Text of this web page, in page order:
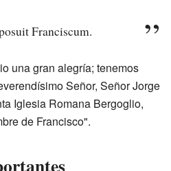
Franciscum.
una gran alegría; tenemos
Señor, Señor Jorge
Iglesia Romana Bergoglio,
de Francisco".